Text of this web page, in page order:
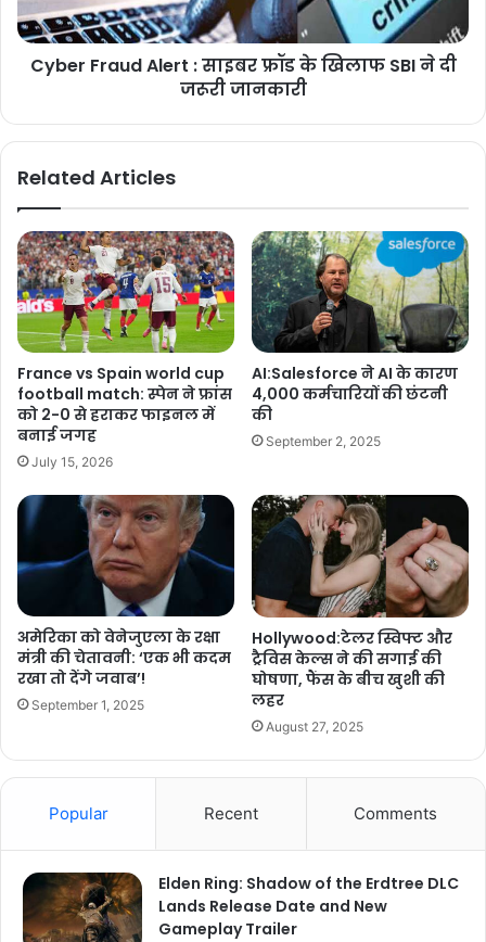
Cyber Fraud Alert : साइबर फ्रॉड के खिलाफ SBI ने दी
जरूरी जानकारी
Related Articles
France vs Spain world cup
football match: स्पेन ने फ्रांस
को 2-0 से हराकर फाइनल में
बनाई जगह
July 15, 2026
AI:Salesforce ने AI के कारण
4,000 कर्मचारियों की छंटनी
की
September 2, 2025
अमेरिका को वेनेजुएला के रक्षा
मंत्री की चेतावनी: ‘एक भी कदम
रखा तो देंगे जवाब’!
September 1, 2025
Hollywood:टेलर स्विफ्ट और
ट्रैविस केल्स ने की सगाई की
घोषणा, फैंस के बीच खुशी की
लहर
August 27, 2025
Popular Recent Comments
Elden Ring: Shadow of the Erdtree DLC
Lands Release Date and New
Gameplay Trailer